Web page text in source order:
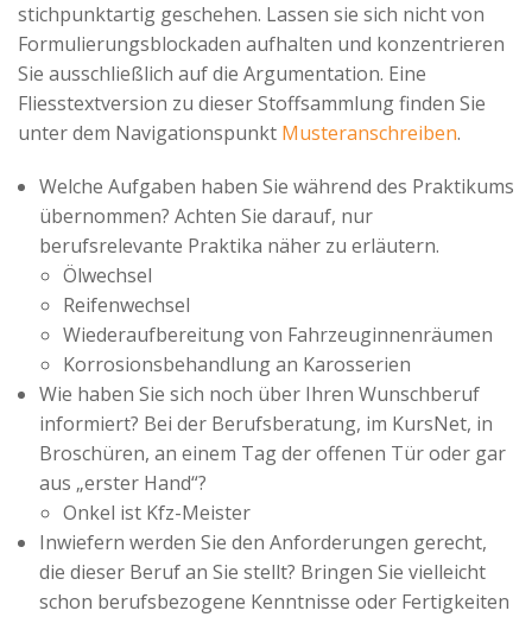
stichpunktartig geschehen. Lassen sie sich nicht von
Formulierungsblockaden aufhalten und konzentrieren
Sie ausschließlich auf die Argumentation. Eine
Fliesstextversion zu dieser Stoffsammlung finden Sie
unter dem Navigationspunkt Musteranschreiben.
Welche Aufgaben haben Sie während des Praktikums
übernommen? Achten Sie darauf, nur
berufsrelevante Praktika näher zu erläutern.
Ölwechsel
Reifenwechsel
Wiederaufbereitung von Fahrzeuginnenräumen
Korrosionsbehandlung an Karosserien
Wie haben Sie sich noch über Ihren Wunschberuf
informiert? Bei der Berufsberatung, im KursNet, in
Broschüren, an einem Tag der offenen Tür oder gar
aus „erster Hand“?
Onkel ist Kfz-Meister
Inwiefern werden Sie den Anforderungen gerecht,
die dieser Beruf an Sie stellt? Bringen Sie vielleicht
schon berufsbezogene Kenntnisse oder Fertigkeiten